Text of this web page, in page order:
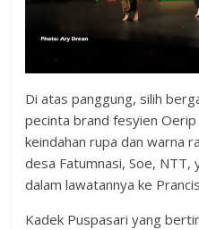
Di atas panggung, silih
pecinta brand fesyien
keindahan rupa dan warna
desa Fatumnasi, Soe, NTT,
dalam lawatannya ke
Kadek Puspasari yang